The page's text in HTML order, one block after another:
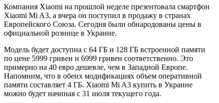
Компания Xiaomi на прошлой неделе презентовала смартфон
Xiaomi Mi A3, а вчера он поступил в продажу в странах
Европейского Союза. Сегодня были обнародованы цены в
официальной рознице в Украине.
Модель будет доступна с 64 ГБ и 128 ГБ встроенной памяти
по цене 5999 гривен и 6999 гривен соответственно. Это
примерно на 40 евро дешевле, чем в Западной Европе.
Напомним, что в обеих модификациях объем оперативной
памяти составляет 4 ГБ. Xiaomi Mi A3 купить в Украине
можно будет начиная с 31 июля текущего года.